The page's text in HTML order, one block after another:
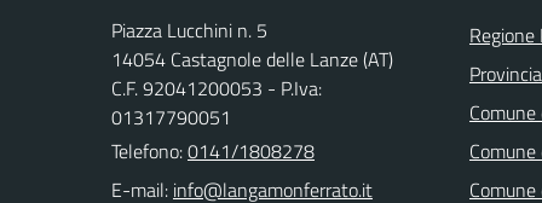
Piazza Lucchini n. 5
14054 Castagnole delle Lanze (AT)
C.F. 92041200053 - P.Iva:
01317790051
Telefono:0141/1808278
E-mail:
Comune